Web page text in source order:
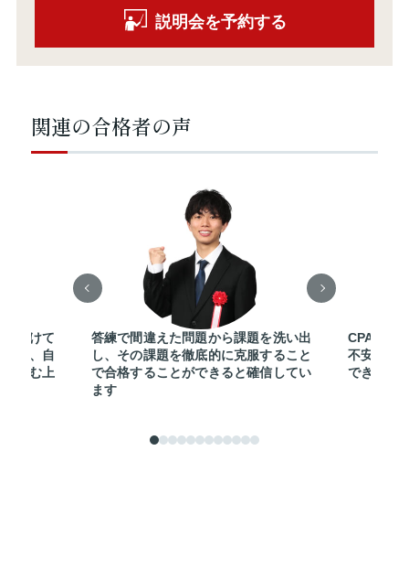
説明会を予約する
関連の合格者の声
つけて
は、自
組む上
答練で間違えた問題から課題を洗い出
し、その課題を徹底的に克服すること
で合格することができると確信してい
ます
CPAを選
不安を感
できまし